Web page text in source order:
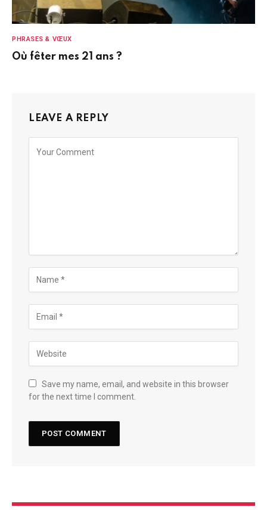
PHRASES & VŒUX
Où fêter mes 21 ans ?
LEAVE A REPLY
Save my name, email, and website in this browser
for the next time I comment.